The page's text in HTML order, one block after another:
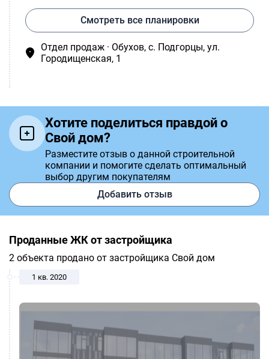
Смотреть все планировки
Отдел продаж · Обухов, c. Подгорцы, ул.
Городищенская, 1
Хотите поделиться правдой о
Свой дом?
Разместите отзыв о данной строительной
компании и помогите сделать оптимальный
выбор другим покупателям
Добавить отзыв
Проданные ЖК от застройщика
2 объекта продано от застройщика Свой дом
1 кв. 2020